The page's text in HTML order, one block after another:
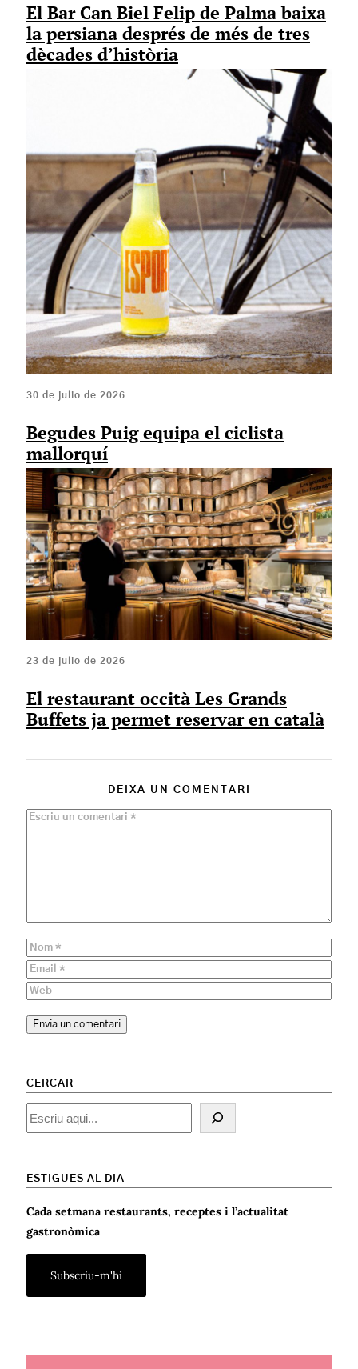
El Bar Can Biel Felip de Palma baixa
la persiana després de més de tres
dècades d’història
30 de julio de 2026
Begudes Puig equipa el ciclista
mallorquí
23 de julio de 2026
El restaurant occità Les Grands
Buffets ja permet reservar en català
DEIXA UN COMENTARI
CERCAR
Cercar
ESTIGUES AL DIA
Cada setmana restaurants, receptes i l’actualitat
gastronòmica